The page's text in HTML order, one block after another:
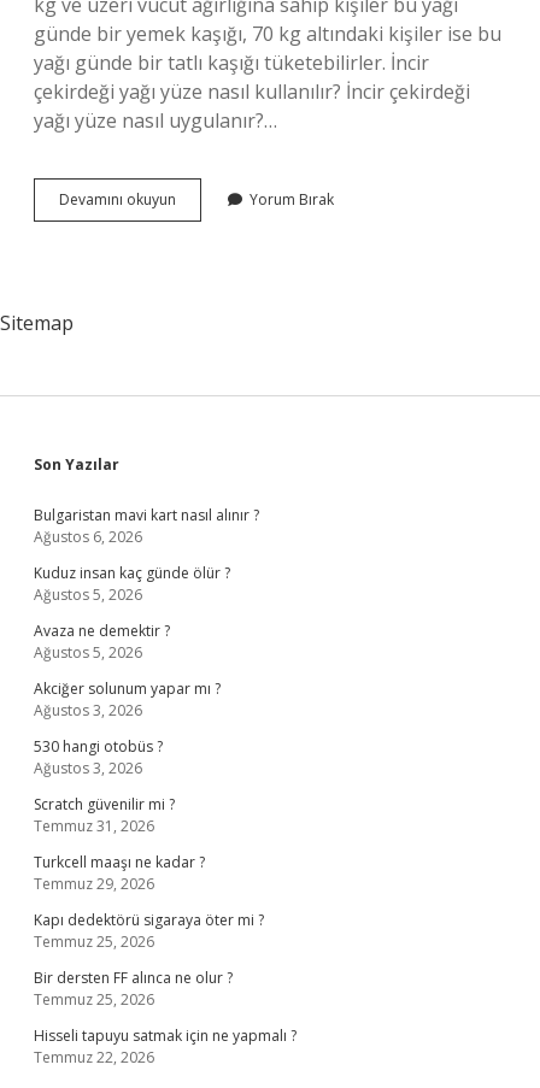
günde bir yemek kaşığı, 70 kg altındaki kişiler ise bu
yağı günde bir tatlı kaşığı tüketebilirler. İncir
çekirdeği yağı yüze nasıl kullanılır? İncir çekirdeği
yağı yüze nasıl uygulanır?…
Devamını okuyun
Çekirdeği
Yorum Bırak
Sitemap
Sidebar
Son Yazılar
Bulgaristan mavi kart nasıl alınır ?
Ağustos 6, 2026
Kuduz insan kaç günde ölür ?
Ağustos 5, 2026
Avaza ne demektir ?
Ağustos 5, 2026
Akciğer solunum yapar mı ?
Ağustos 3, 2026
530 hangi otobüs ?
Ağustos 3, 2026
Scratch güvenilir mi ?
Temmuz 31, 2026
Turkcell maaşı ne kadar ?
Temmuz 29, 2026
Kapı dedektörü sigaraya öter mi ?
Temmuz 25, 2026
Bir dersten FF alınca ne olur ?
Temmuz 25, 2026
Hisseli tapuyu satmak için ne yapmalı ?
Temmuz 22, 2026